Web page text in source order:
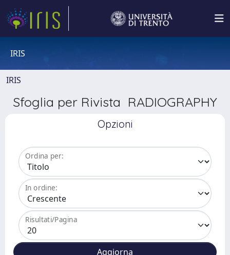
IRIS
IRIS
Sfoglia per Rivista RADIOGRAPHY
Opzioni
Ordina per:
In ordine:
Risultati/Pagina